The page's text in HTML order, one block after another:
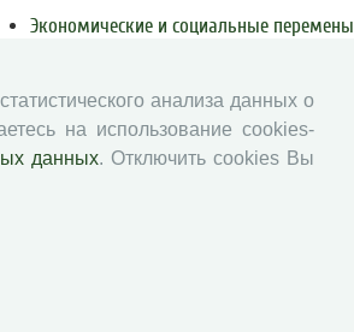
Экономические и социальные перемены
Вопросы территориального развития
Социальное пространство
Юный экономист
анализа данных о
на использование cookies-
данных. Отключить cookies Вы